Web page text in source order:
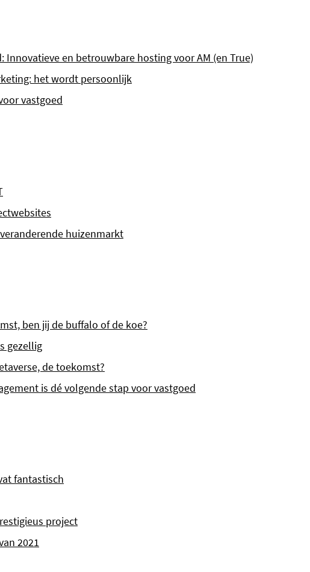
Innovatieve en betrouwbare hosting voor AM (en True)
het wordt persoonlijk
vastgoed
huizenmarkt
ben jij de buffalo of de koe?
gezellig
de toekomst?
is dé volgende stap voor vastgoed
fantastisch
project
2021